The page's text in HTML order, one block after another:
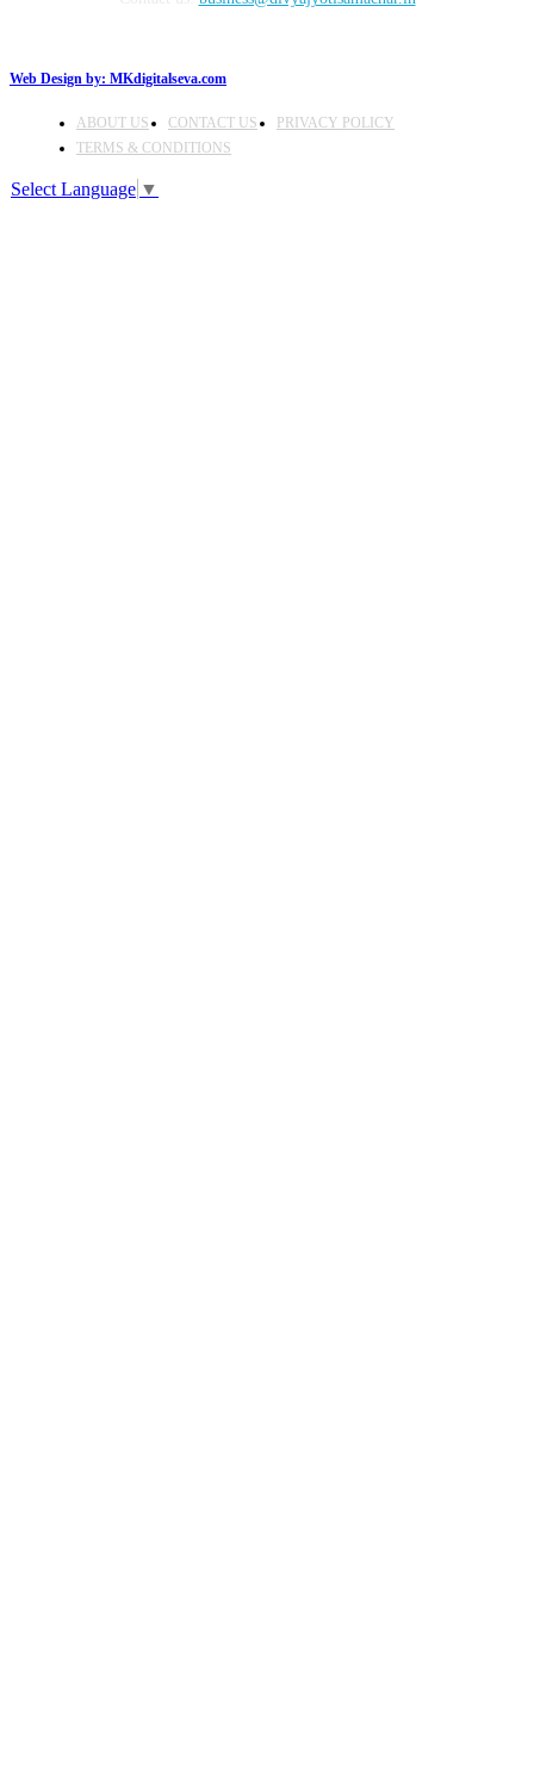
Web Design by: MKdigitalseva.com
ABOUT US CONTACT US
PRIVACY POLICY
TERMS & CONDITIONS
Select Language ▼